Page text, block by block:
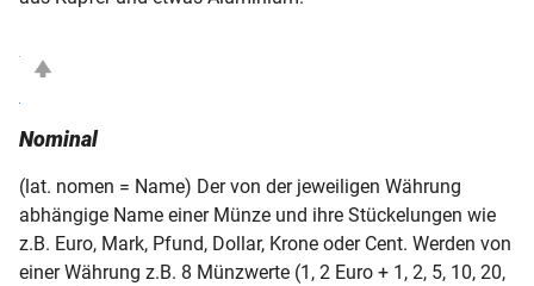
Nominal
(lat. nomen = Name) Der von der jeweiligen Währung
abhängige Name einer Münze und ihre Stückelungen wie
z.B. Euro, Mark, Pfund, Dollar, Krone oder Cent. Werden von
einer Währung z.B. 8 Münzwerte (1, 2 Euro + 1, 2, 5, 10, 20,